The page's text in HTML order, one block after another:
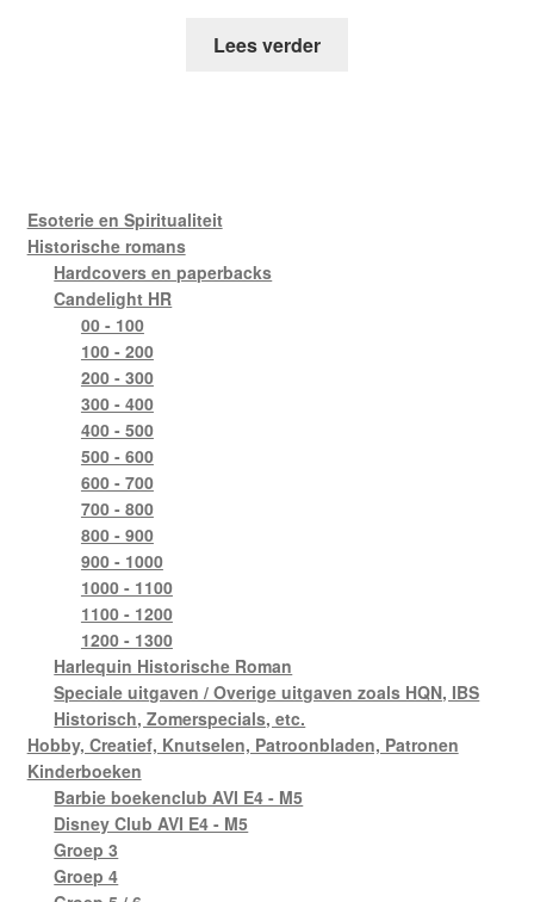
Lees verder
Esoterie en Spiritualiteit
Historische romans
Hardcovers en paperbacks
Candelight HR
00 - 100
100 - 200
200 - 300
300 - 400
400 - 500
500 - 600
600 - 700
700 - 800
800 - 900
900 - 1000
1000 - 1100
1100 - 1200
1200 - 1300
Harlequin Historische Roman
Speciale uitgaven / Overige uitgaven zoals HQN, IBS
Historisch, Zomerspecials, etc.
Hobby, Creatief, Knutselen, Patroonbladen, Patronen
Kinderboeken
Barbie boekenclub AVI E4 - M5
Disney Club AVI E4 - M5
Groep 3
Groep 4